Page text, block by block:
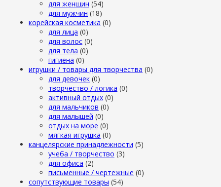
для женщин (54)
для мужчин (18)
корейская косметика (0)
для лица (0)
для волос (0)
для тела (0)
гигиена (0)
игрушки / товары для творчества (0)
для девочек (0)
творчество / логика (0)
активный отдых (0)
для мальчиков (0)
для малышей (0)
отдых на море (0)
мягкая игрушка (0)
канцелярские принадлежности (5)
учеба / творчество (3)
для офиса (2)
письменные / чертежные (0)
сопутствующие товары (54)